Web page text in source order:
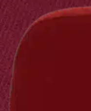
Avaa kuva suurempana
Avaa kuva suurempana
Karusellin nuolipainikkeet